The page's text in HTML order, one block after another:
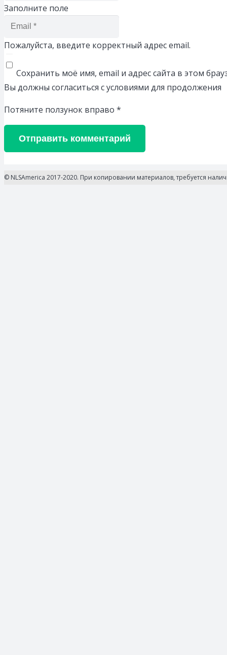
Заполните поле
Пожалуйста, введите корректный адрес email.
Сохранить моё имя, email и адрес сайта в этом
Вы должны согласиться с условиями для продолжения
Потяните ползунок вправо *
Отправить комментарий
© NLSAmerica 2017-2020. При копировании материалов, требуется